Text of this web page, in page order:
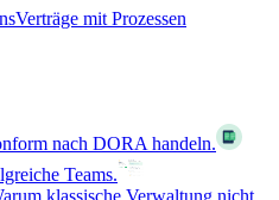
Verträge mit Prozessen
nach DORA handeln.
Teams.
klassische Verwaltung nicht